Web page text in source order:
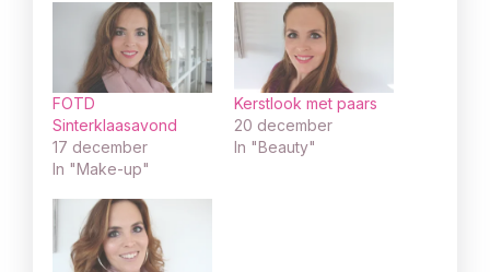
FOTD
Sinterklaasavond
17 december
In "Make-up"
Kerstlook met paars
20 december
In "Beauty"